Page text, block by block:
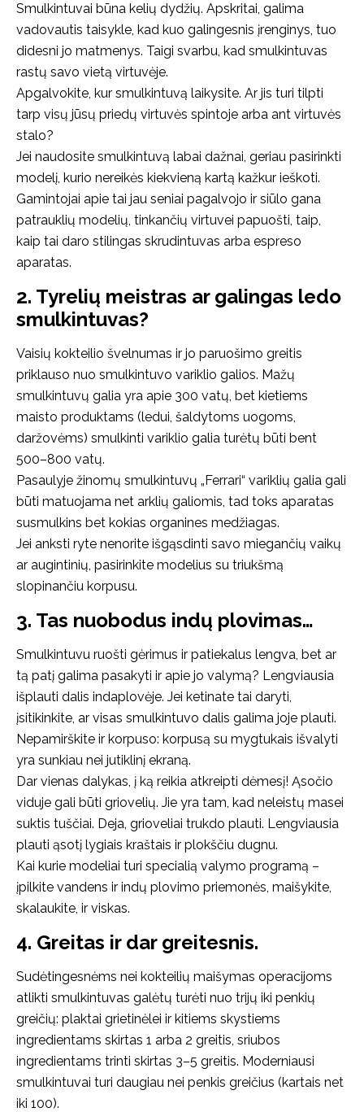
Smulkintuvai būna kelių dydžių. Apskritai, galima
vadovautis taisykle, kad kuo galingesnis įrenginys, tuo
didesni jo matmenys. Taigi svarbu, kad smulkintuvas
rastų savo vietą virtuvėje.
Apgalvokite, kur smulkintuvą laikysite. Ar jis turi tilpti
tarp visų jūsų priedų virtuvės spintoje arba ant virtuvės
stalo?
Jei naudosite smulkintuvą labai dažnai, geriau pasirinkti
modelį, kurio nereikės kiekvieną kartą kažkur ieškoti.
Gamintojai apie tai jau seniai pagalvojo ir siūlo gana
patrauklių modelių, tinkančių virtuvei papuošti, taip,
kaip tai daro stilingas skrudintuvas arba espreso
aparatas.
2. Tyrelių meistras ar galingas ledo
smulkintuvas?
Vaisių kokteilio švelnumas ir jo paruošimo greitis
priklauso nuo smulkintuvo variklio galios. Mažų
smulkintuvų galia yra apie 300 vatų, bet kietiems
maisto produktams (ledui, šaldytoms uogoms,
daržovėms) smulkinti variklio galia turėtų būti bent
500–800 vatų.
Pasaulyje žinomų smulkintuvų „Ferrari“ variklių galia gali
būti matuojama net arklių galiomis, tad toks aparatas
susmulkins bet kokias organines medžiagas.
Jei anksti ryte nenorite išgąsdinti savo miegančių vaikų
ar augintinių, pasirinkite modelius su triukšmą
slopinančiu korpusu.
3. Tas nuobodus indų plovimas…
Smulkintuvu ruošti gėrimus ir patiekalus lengva, bet ar
tą patį galima pasakyti ir apie jo valymą? Lengviausia
išplauti dalis indaplovėje. Jei ketinate tai daryti,
įsitikinkite, ar visas smulkintuvo dalis galima joje plauti.
Nepamirškite ir korpuso: korpusą su mygtukais išvalyti
yra sunkiau nei jutiklinį ekraną.
Dar vienas dalykas, į ką reikia atkreipti dėmesį! Ąsočio
viduje gali būti griovelių. Jie yra tam, kad neleistų masei
suktis tuščiai. Deja, grioveliai trukdo plauti. Lengviausia
plauti ąsotį lygiais kraštais ir plokščiu dugnu.
Kai kurie modeliai turi specialią valymo programą –
įpilkite vandens ir indų plovimo priemonės, maišykite,
skalaukite, ir viskas.
4. Greitas ir dar greitesnis.
Sudėtingesnėms nei kokteilių maišymas operacijoms
atlikti smulkintuvas galėtų turėti nuo trijų iki penkių
greičių: plaktai grietinėlei ir kitiems skystiems
ingredientams skirtas 1 arba 2 greitis, sriubos
ingredientams trinti skirtas 3–5 greitis. Moderniausi
smulkintuvai turi daugiau nei penkis greičius (kartais net
iki 100).